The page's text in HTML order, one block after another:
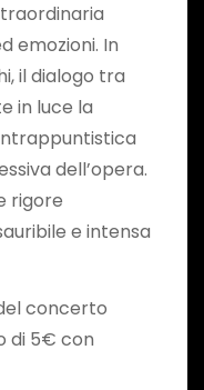
emozioni. In
il dialogo tra
in luce la
dell’opera.
rigore
e intensa
concerto
di 5€ con